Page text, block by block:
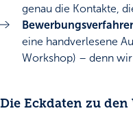
genau die Kontakte,
eine handverlesene
Workshop) – denn
Die Eckdaten zu den